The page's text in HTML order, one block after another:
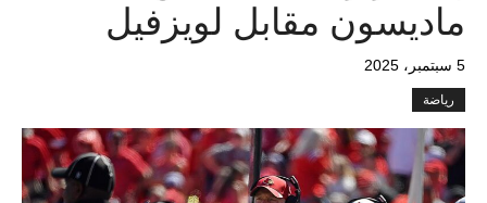
ماديسون مقابل لويزفيل
5 سبتمبر، 2025
رياضة